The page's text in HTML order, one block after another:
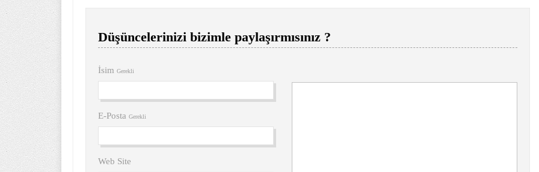
Düşüncelerinizi bizimle paylaşırmısınız ?
İsim Gerekli
E-Posta Gerekli
Web Site